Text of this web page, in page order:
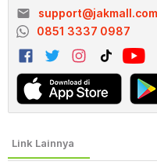
email
support@jakmall.com
0851 3337 0987